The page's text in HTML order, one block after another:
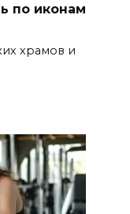
по иконам
храмов и